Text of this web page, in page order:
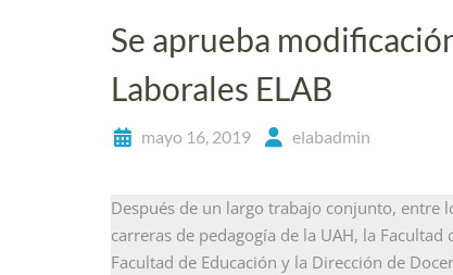
Se aprueba
Laborales ELAB
mayo 16, 2019 elabadmin
Después de un largo trabajo conjunto, entre
carreras de pedagogía de la UAH, la
Facultad de Educación y la Dirección de